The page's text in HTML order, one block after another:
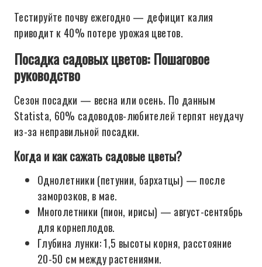
Тестируйте почву ежегодно — дефицит калия
приводит к 40% потере урожая цветов.
Посадка садовых цветов: Пошаговое
руководство
Сезон посадки — весна или осень. По данным
Statista, 60% садоводов-любителей терпят неудачу
из-за неправильной посадки.
Когда и как сажать садовые цветы?
Однолетники (петунии, бархатцы) — после
заморозков, в мае.
Многолетники (пион, ирисы) — август-сентябрь
для корнеплодов.
Глубина лунки: 1,5 высоты корня, расстояние
20-50 см между растениями.